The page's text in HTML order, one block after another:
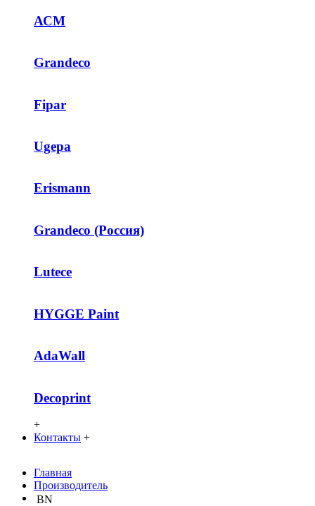
АСМ
Grandeco
Fipar
Ugepa
Erismann
Grandeco (Россия)
Lutece
HYGGE Paint
AdaWall
Decoprint
+
Контакты +
Главная
Производитель
BN